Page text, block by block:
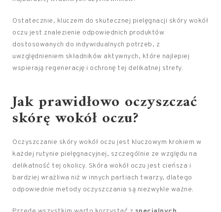
Ostatecznie, kluczem do skutecznej pielęgnacji skóry wokół
oczu jest znalezienie odpowiednich produktów
dostosowanych do indywidualnych potrzeb, z
uwzględnieniem składników aktywnych, które najlepiej
wspierają regenerację i ochronę tej delikatnej strefy.
Jak prawidłowo oczyszczać
skórę wokół oczu?
Oczyszczanie skóry wokół oczu jest kluczowym krokiem w
każdej rutynie pielęgnacyjnej, szczególnie ze względu na
delikatność tej okolicy. Skóra wokół oczu jest cieńsza i
bardziej wrażliwa niż w innych partiach twarzy, dlatego
odpowiednie metody oczyszczania są niezwykle ważne.